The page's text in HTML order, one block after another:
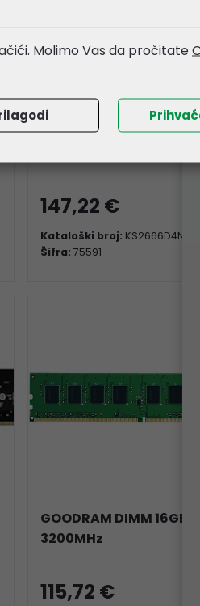
Kingspec SO-DIMM
147,22 €
Kataloški broj:
Šifra: 75591
GOODRAM DIMM 16GB
3200MHz
115,72 €
Molimo Vas da pročitate